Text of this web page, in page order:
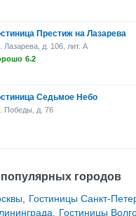
Престиж на Лазарева
Лазарева, д. 106, лит. A
6.2
Седьмое Небо
Победы, д. 76
городов
Гостиницы Санкт-
Гостиницы